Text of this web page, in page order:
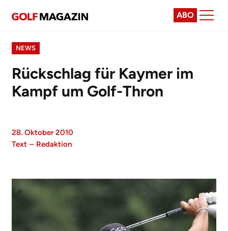
ABO
NEWS
Rückschlag für Kaymer im
Kampf um Golf-Thron
28. Oktober 2010
Text – Redaktion